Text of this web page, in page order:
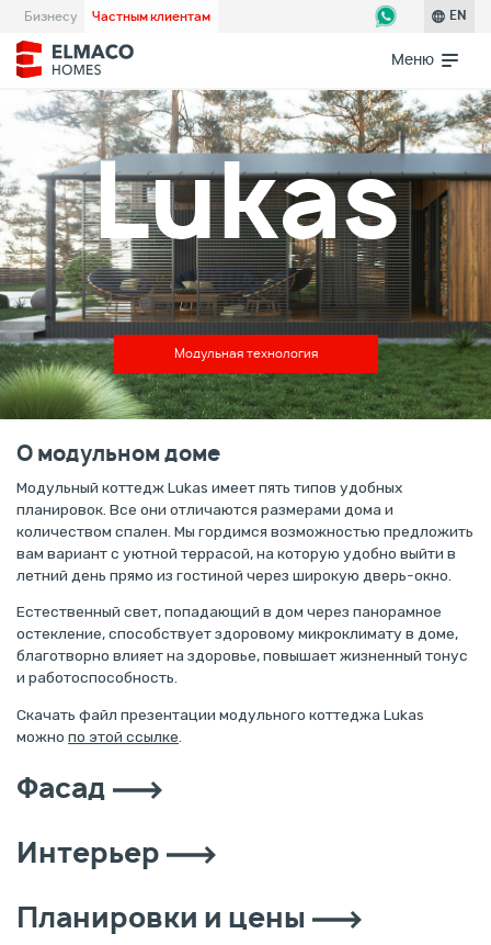
Бизнесу Частным клиентам EN
Меню
Lukas
Модульная технология
О модульном доме
Модульный коттедж Lukas имеет пять типов удобных
планировок. Все они отличаются размерами дома и
количеством спален. Мы гордимся возможностью предложить
вам вариант с уютной террасой, на которую удобно выйти в
летний день прямо из гостиной через широкую дверь-окно.
Естественный свет, попадающий в дом через панорамное
остекление, способствует здоровому микроклимату в доме,
благотворно влияет на здоровье, повышает жизненный тонус
и работоспособность.
Скачать файл презентации модульного коттеджа Lukas
можно по этой ссылке
Фасад
Интерьер
Планировки и цены